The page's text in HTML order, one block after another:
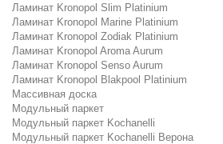
Ламинат Kronopol Slim Platinium
Ламинат Kronopol Marine Platinium
Ламинат Kronopol Zodiak Platinium
Ламинат Kronopol Aroma Aurum
Ламинат Kronopol Senso Aurum
Ламинат Kronopol Blakpool Platinium
Массивная доска
Модульный паркет
Модульный паркет Kochanelli
Модульный паркет Kochanelli Верона